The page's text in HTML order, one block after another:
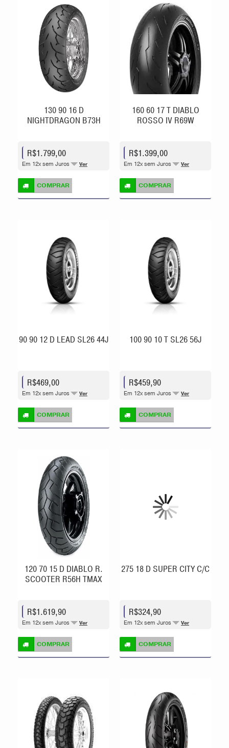
130 90 16 D
NIGHTDRAGON B73H
R$1.799,00
Em 12x sem Juros Ver
COMPRAR
160 60 17 T DIABLO
ROSSO IV R69W
R$1.399,00
Em 12x sem Juros Ver
COMPRAR
90 90 12 D LEAD SL26 44J
R$469,00
Em 12x sem Juros Ver
COMPRAR
100 90 10 T SL26 56J
R$459,90
Em 12x sem Juros Ver
COMPRAR
120 70 15 D DIABLO R.
SCOOTER R56H TMAX
R$1.619,90
Em 12x sem Juros Ver
COMPRAR
275 18 D SUPER CITY C/C
R$324,90
Em 12x sem Juros Ver
COMPRAR